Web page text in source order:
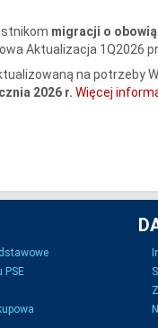
migracji o
Aktualizacja 1Q2026
na potrzeby
2026 r. Więcej
PSE